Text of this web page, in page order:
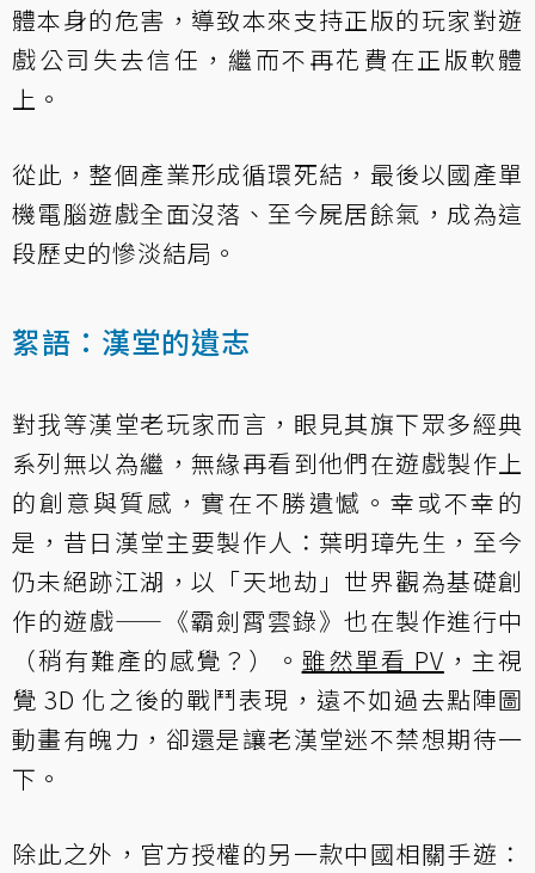
體本身的危害，導致本來支持正版的玩家對遊
戲公司失去信任，繼而不再花費在正版軟體
上。
從此，整個產業形成循環死結，最後以國產單
機電腦遊戲全面沒落、至今屍居餘氣，成為這
段歷史的慘淡結局。
絮語：漢堂的遺志
對我等漢堂老玩家而言，眼見其旗下眾多經典
系列無以為繼，無緣再看到他們在遊戲製作上
的創意與質感，實在不勝遺憾。幸或不幸的
是，昔日漢堂主要製作人：葉明璋先生，至今
仍未絕跡江湖，以「天地劫」世界觀為基礎創
作的遊戲——《霸劍霄雲錄》也在製作進行中
（稍有難產的感覺？）。 雖然單看 PV ，主視
覺 3D 化之後的戰鬥表現，遠不如過去點陣圖
動畫有魄力，卻還是讓老漢堂迷不禁想期待一
下。
除此之外，官方授權的另一款中國相關手遊：